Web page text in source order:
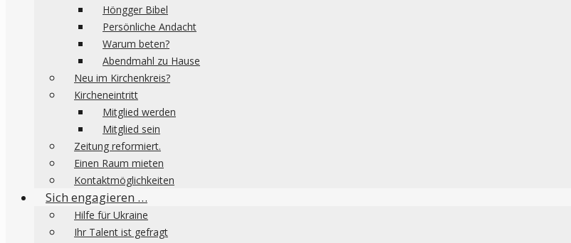
Höngger Bibel
Persönliche Andacht
Warum beten?
Abendmahl zu Hause
Neu im Kirchenkreis?
Kircheneintritt
Mitglied werden
Mitglied sein
Zeitung reformiert.
Einen Raum mieten
Kontaktmöglichkeiten
Sich engagieren …
Hilfe für Ukraine
Ihr Talent ist gefragt